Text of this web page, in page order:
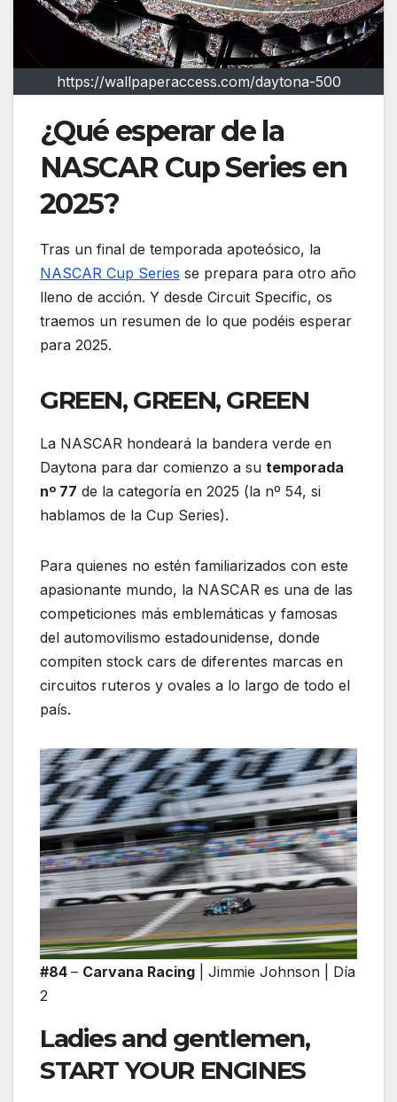
https://wallpaperaccess.com/daytona-500
¿Qué esperar de la
NASCAR Cup Series en
2025?
Tras un final de temporada apoteósico, la
NASCAR Cup Series se prepara para otro año
lleno de acción. Y desde Circuit Specific, os
traemos un resumen de lo que podéis esperar
para 2025.
GREEN, GREEN, GREEN
La NASCAR hondeará la bandera verde en
Daytona para dar comienzo a su temporada
nº 77 de la categoría en 2025 (la nº 54, si
hablamos de la Cup Series).
Para quienes no estén familiarizados con este
apasionante mundo, la NASCAR es una de las
competiciones más emblemáticas y famosas
del automovilismo estadounidense, donde
compiten stock cars de diferentes marcas en
circuitos ruteros y ovales a lo largo de todo el
país.
#84 – Carvana Racing | Jimmie Johnson | Día
2
Ladies and gentlemen,
START YOUR ENGINES